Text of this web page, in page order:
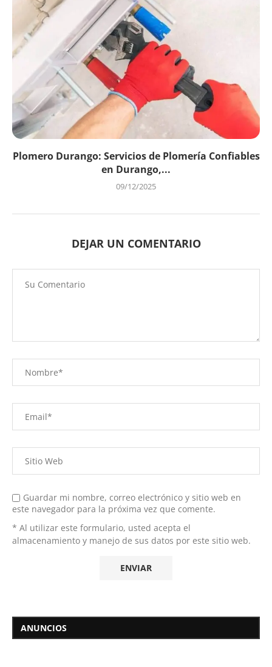
Plomero Durango: Servicios de Plomería Confiables
en Durango,...
09/12/2025
DEJAR UN COMENTARIO
Guardar mi nombre, correo electrónico y sitio web en
este navegador para la próxima vez que comente.
* Al utilizar este formulario, usted acepta el
almacenamiento y manejo de sus datos por este sitio web.
ANUNCIOS